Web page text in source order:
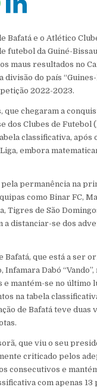
Bafatá e o Atlético
futebol da Guiné-
maus resultados no
do país
2022-2023.
que chegaram a
dos Clubes de Futebol
classificativa, após
embora
permanência na
como Binar FC,
Tigres de São
a distanciar-se dos
Bafatá, que está a ser
Dabó
e mantém-se no último
na tabela
de Bafatá teve duas
que viu o seu
criticado pelos
consecutivos e
com apenas 13